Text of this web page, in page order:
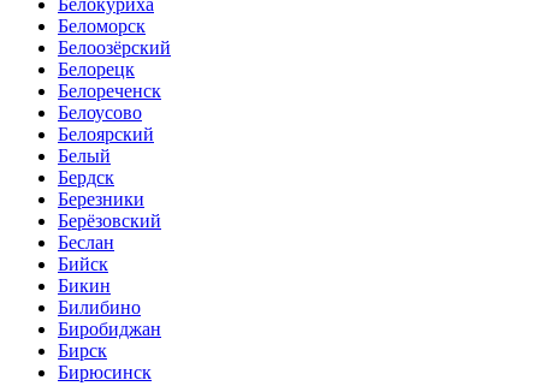
Белокуриха
Беломорск
Белоозёрский
Белорецк
Белореченск
Белоусово
Белоярский
Белый
Бердск
Березники
Берёзовский
Беслан
Бийск
Бикин
Билибино
Биробиджан
Бирск
Бирюсинск